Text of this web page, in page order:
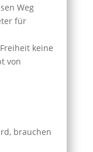
Weg
für
keine
von
brauchen